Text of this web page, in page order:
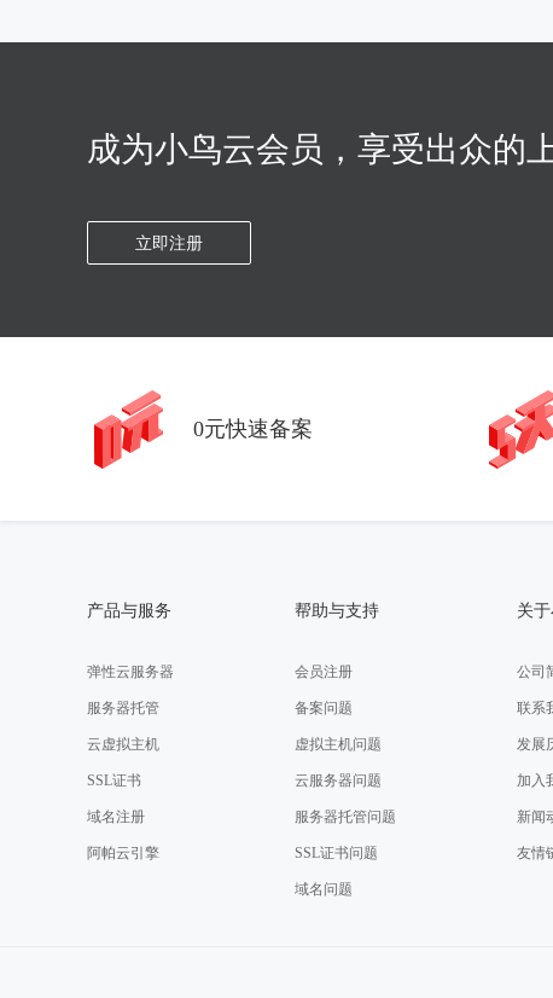
成为小鸟云会员，享受出众的
立即注册
0元快速备案
产品与服务
弹性云服务器
服务器托管
云虚拟主机
SSL证书
域名注册
阿帕云引擎
帮助与支持
会员注册
备案问题
虚拟主机问题
云服务器问题
服务器托管问题
SSL证书问题
域名问题
关
公司
联系
发展
加入
新闻
友情